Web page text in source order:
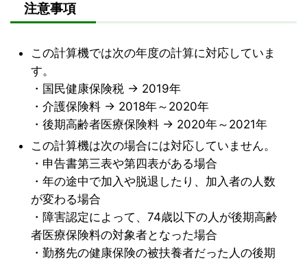
注意事項
この計算機では次の年度の計算に対応していま
す。
・国民健康保険税 → 2019年
・介護保険料 → 2018年～2020年
・後期高齢者医療保険料 → 2020年～2021年
この計算機は次の場合には対応していません。
・申告書第三表や第四表がある場合
・年の途中で加入や脱退したり、加入者の人数
が変わる場合
・障害認定によって、74歳以下の人が後期高齢
者医療保険料の対象者となった場合
・勤務先の健康保険の被扶養者だった人の後期